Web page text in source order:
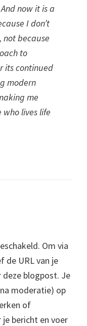
now it is a
I don’t
not because
to
its continued
modern
me
lives life
Om via
de URL van je
deze blogpost. Je
moderatie) op
of
bericht en voer